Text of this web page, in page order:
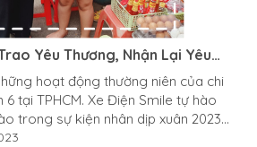
Yêu Thương, Nhận Lại Yêu
hoạt động thường niên của chi
6 tại TPHCM. Xe Điện Smile tự hào
trong sự kiện nhân dịp xuân 2023
thăm các hoàn cảnh kém may mắn